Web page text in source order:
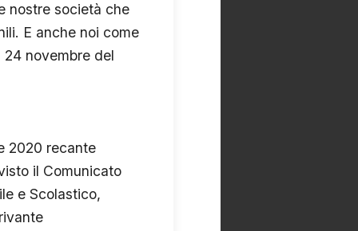
nostre società che
E anche noi come
novembre del
2020 recante
il Comunicato
e Scolastico,